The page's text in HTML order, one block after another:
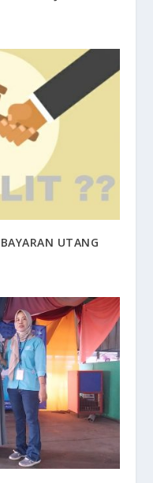
UTANG